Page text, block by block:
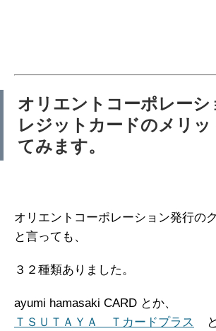
オリエントコーポレーシ
レジットカードのメリ
てみます。
オリエントコーポレーション発行の
と言っても、
３２種類ありました。
ayumi hamasaki CARD とか、
ＴＳＵＴＡＹＡ Ｔカードプラス
と